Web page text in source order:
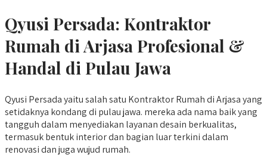
Qyusi Persada: Kontraktor
Rumah di Arjasa Profesional &
Handal di Pulau Jawa
Qyusi Persada yaitu salah satu Kontraktor Rumah di Arjasa yang
setidaknya kondang di pulau jawa. mereka ada nama baik yang
tangguh dalam menyediakan layanan desain berkualitas,
termasuk bentuk interior dan bagian luar terkini dalam
renovasi dan juga wujud rumah.